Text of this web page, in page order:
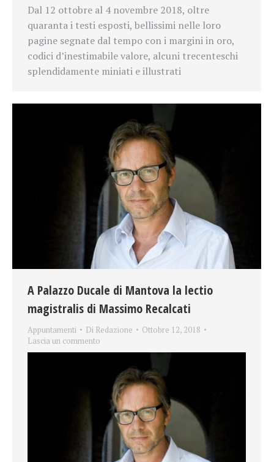
Dal 12 ottobre al 4 novembre 2018, oltre
quaranta i testi esposti, bellissimi nelle loro
pagine segnate dal tempo con i margini in oro,
codici d’inestimabile valore, alcuni trecenteschi
splendidamente miniati e illustrati
A Palazzo Ducale di Mantova la lectio
magistralis di Massimo Recalcati
Appuntamenti Di Redazione
Ottobre 12, 2018
Lascia un commento